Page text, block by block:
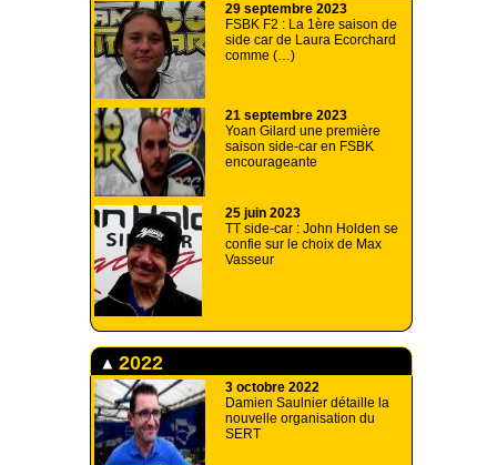
29 septembre 2023
FSBK F2 : La 1ère saison de
side car de Laura Ecorchard
comme (…)
21 septembre 2023
Yoan Gilard une première
saison side-car en FSBK
encourageante
25 juin 2023
TT side-car : John Holden se
confie sur le choix de Max
Vasseur
2022
3 octobre 2022
Damien Saulnier détaille la
nouvelle organisation du
SERT